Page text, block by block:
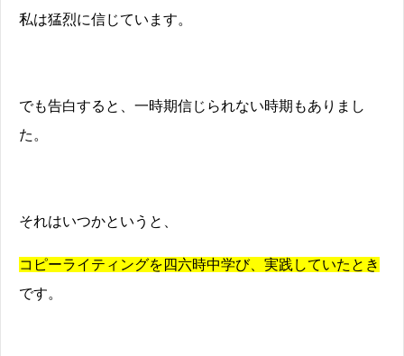
私は猛烈に信じています。
でも告白すると、一時期信じられない時期もありまし
た。
それはいつかというと、
コピーライティングを四六時中学び、実践していたとき
です。